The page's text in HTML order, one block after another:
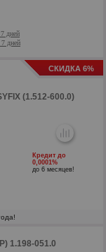
дней
дней
СКИДКА 6%
(1.512-600.0)
Кредит до
0,0001%
до 6 месяцев!
1.198-051.0